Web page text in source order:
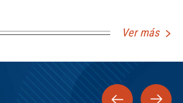
Ver más